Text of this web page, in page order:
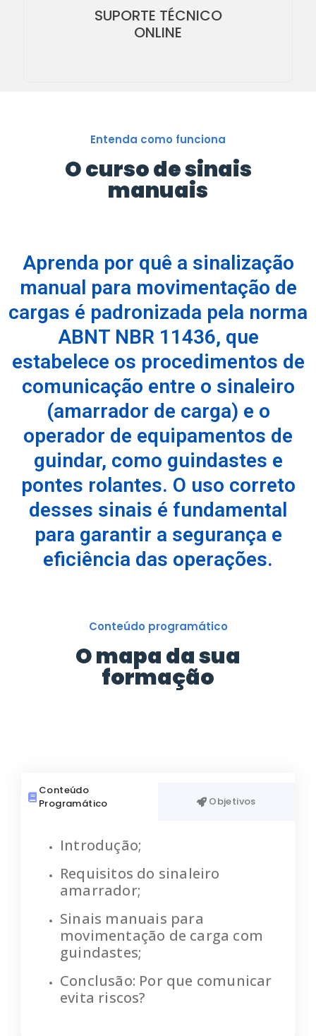
SUPORTE TÉCNICO
ONLINE
Plantão tira-dúvidas com especialista pelo grupo de
whatsapp.
Entenda como funciona
O curso de sinais
manuais
Aprenda por quê a sinalização
manual para movimentação de
cargas é padronizada pela norma
ABNT NBR 11436, que
estabelece os procedimentos de
comunicação entre o sinaleiro
(amarrador de carga) e o
operador de equipamentos de
guindar, como guindastes e
pontes rolantes. O uso correto
desses sinais é fundamental
para garantir a segurança e
eficiência das operações.
Conteúdo programático
O mapa da sua
formação
Conteúdo
Programático
Objetivos
Introdução;
Requisitos do sinaleiro
amarrador;
Sinais manuais para
movimentação de carga com
guindastes;
Conclusão: Por que comunicar
evita riscos?